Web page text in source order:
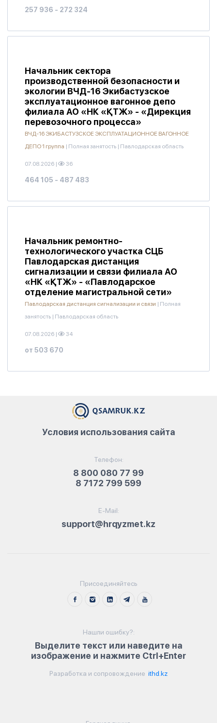
257 936 - 272 324
Начальник сектора
производственной безопасности и
экологии ВЧД-16 Экибастузское
эксплуатационное вагонное депо
филиала АО «НК «ҚТЖ» - «Дирекция
перевозочного процесса»
ВЧД-16 ЭКИБАСТУЗСКОЕ ЭКСПЛУАТАЦИОННОЕ ВАГОННОЕ
ДЕПО 1 группа | Полная занятость | Павлодарская область
07.08.2026 | 36
464 105 - 487 483
Начальник ремонтно-
технологического участка СЦБ
Павлодарская дистанция
сигнализации и связи филиала АО
«НК «ҚТЖ» - «Павлодарское
отделение магистральной сети»
Павлодарская дистанция сигнализации и связи | Полная
занятость | Павлодарская область
07.08.2026 | 34
от 503 670
Телефон:
8 800 080 77 99
8 7172 799 599
E-Mail:
support@hrqyzmet.kz
Условия использования сайта
Присоединяйтесь
Нашли ошибку?:
Выделите текст или наведите на
изображение и нажмите Ctrl+Enter
Разработка и сопровождение ithd.kz